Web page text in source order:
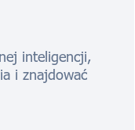
inteligencji,
i znajdować